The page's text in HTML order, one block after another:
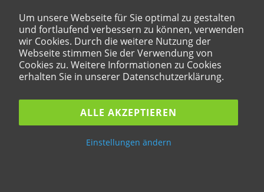
Um unsere Webseite für Sie optimal zu gestalten
und fortlaufend verbessern zu können, verwenden
wir Cookies. Durch die weitere Nutzung der
Webseite stimmen Sie der Verwendung von
Cookies zu. Weitere Informationen zu Cookies
erhalten Sie in unserer Datenschutzerklärung.
ALLE AKZEPTIEREN
Einstellungen ändern